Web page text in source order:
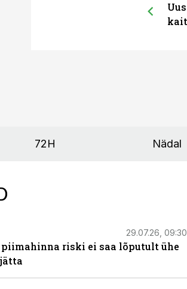
72H Nädal
29.07.26, 09:30
riski ei saa lõputult ühe